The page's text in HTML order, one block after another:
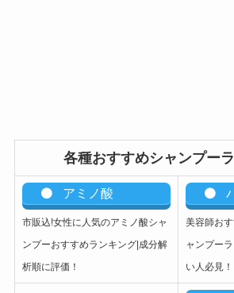
各種おすすめシャンプー
アミノ酸
市販込!女性に人気のアミノ酸シャ
ンプーおすすめランキング|成分解
析順に評価！
美容師お
ャンプー
い人必見！